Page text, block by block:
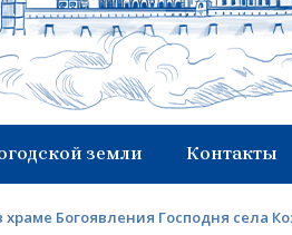
земли Контакты
Богоявления Господня села